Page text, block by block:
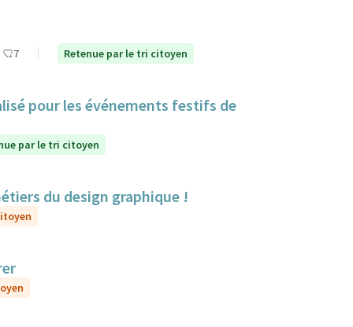
7 Retenue par le tri citoyen
pour les événements festifs de
par le tri citoyen
du design graphique !